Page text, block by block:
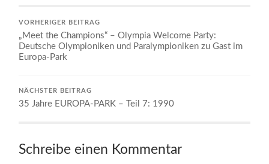
VORHERIGER BEITRAG
„Meet the Champions“ – Olympia Welcome Party:
Deutsche Olympioniken und Paralympioniken zu Gast im
Europa-Park
NÄCHSTER BEITRAG
35 Jahre EUROPA-PARK – Teil 7: 1990
Schreibe einen Kommentar